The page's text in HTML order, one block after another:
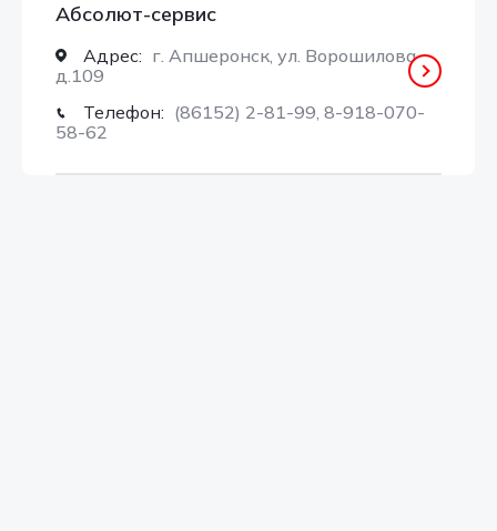
Абсолют-сервис
Адрес: г. Апшеронск, ул. Ворошилова,
д.109
Телефон: (86152) 2-81-99, 8-918-070-
58-62